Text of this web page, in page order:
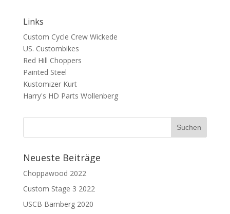
Links
Custom Cycle Crew Wickede
US. Custombikes
Red Hill Choppers
Painted Steel
Kustomizer Kurt
Harry's HD Parts Wollenberg
Neueste Beiträge
Choppawood 2022
Custom Stage 3 2022
USCB Bamberg 2020